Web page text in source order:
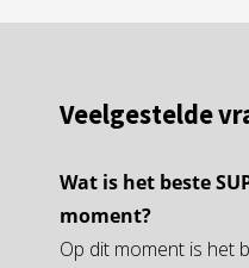
Veelgestelde
Wat is het beste
moment?
Op dit moment is het